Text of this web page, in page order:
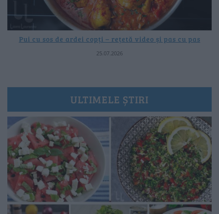
Pui cu sos de ardei copți – rețetă video și pas cu pas
25.07.2026
ULTIMELE ȘTIRI